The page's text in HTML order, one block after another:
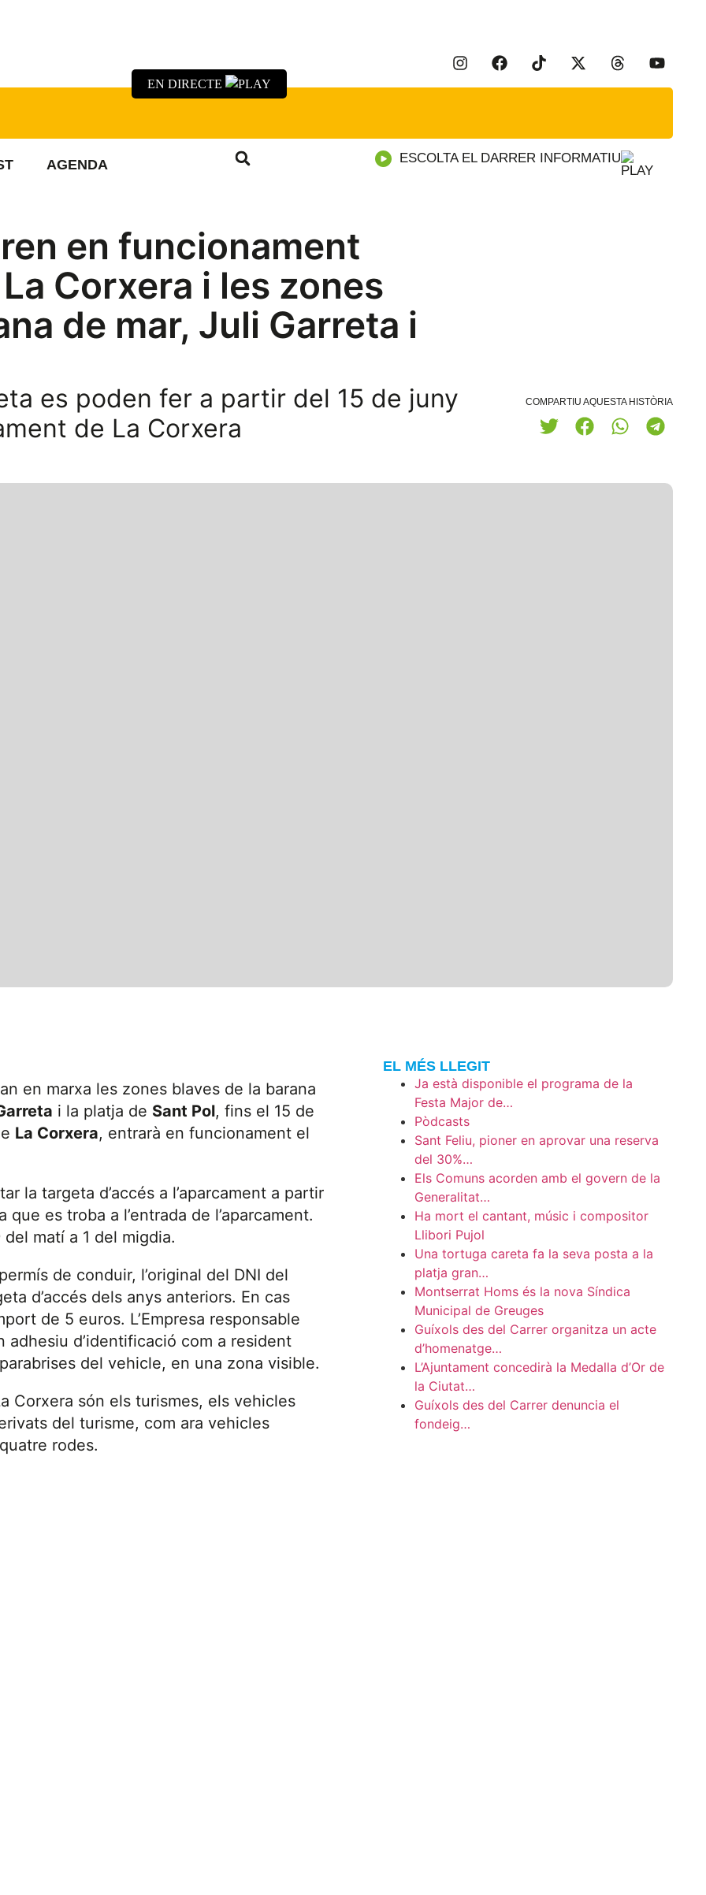
EN DIRECTE
AGENDA ESCOLTA EL DARRER INFORMATIU
en funcionament
Corxera i les zones
de mar, Juli Garreta i
es poden fer a partir del 15 de juny
de La Corxera
COMPARTIU AQUESTA HISTÒRIA
en marxa les zones blaves de la barana
i la platja de Sant Pol, fins el 15 de
La Corxera, entrarà en funcionament el
la targeta d’accés a l’aparcament a partir
es troba a l’entrada de l’aparcament.
matí a 1 del migdia.
de conduir, l’original del DNI del
d’accés dels anys anteriors. En cas
de 5 euros. L’Empresa responsable
adhesiu d’identificació com a resident
del vehicle, en una zona visible.
Corxera són els turismes, els vehicles
del turisme, com ara vehicles
rodes.
EL MÉS LLEGIT
Ja està disponible el programa de la
Festa Major de…
Pòdcasts
Sant Feliu, pioner en aprovar una reserva
del 30%…
Els Comuns acorden amb el govern de la
Generalitat…
Ha mort el cantant, músic i compositor
Llibori Pujol
Una tortuga careta fa la seva posta a la
platja gran…
Montserrat Homs és la nova Síndica
Municipal de Greuges
Guíxols des del Carrer organitza un acte
d’homenatge…
L’Ajuntament concedirà la Medalla d’Or de
la Ciutat…
Guíxols des del Carrer denuncia el
fondeig…